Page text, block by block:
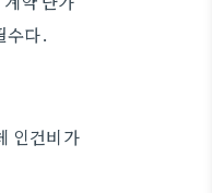
수다.
인건비가